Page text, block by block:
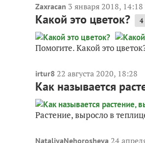
Zaxracan 3 января 2018, 14:18
Какой это цветок? 4
Помогите. Какой это
irtur8 22 августа 2020, 18:28
Как называется
Растение, выросло в
NataliyaNehorosheva 24